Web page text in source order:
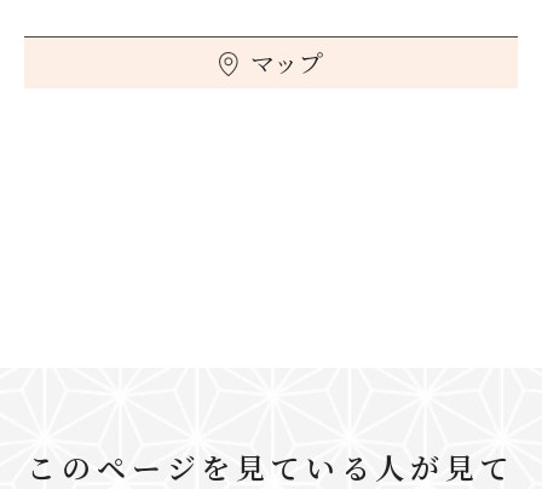
マップ
このページを見ている人が見て